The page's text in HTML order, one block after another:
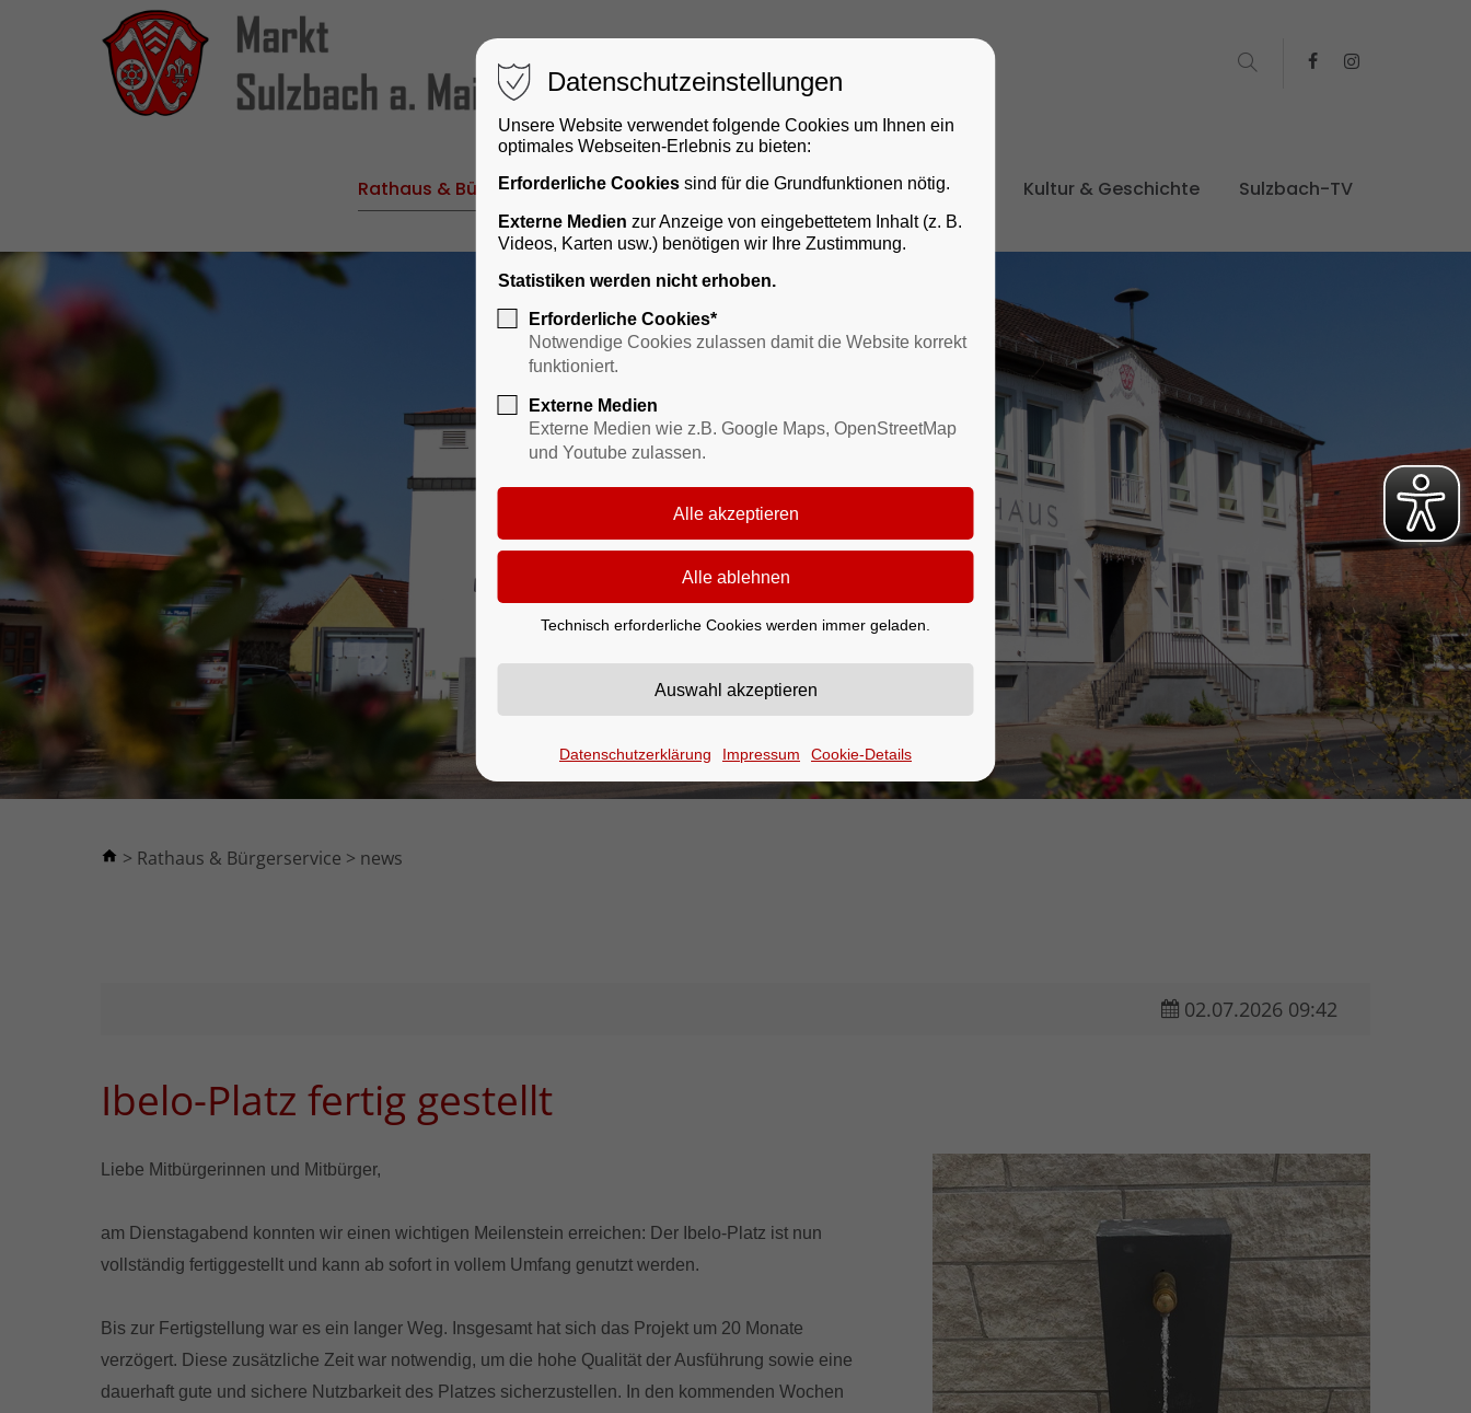
Rathaus & Bürgerservice Bauen & Gewerbe Verkehr Freizeit Kultur & Geschichte Sulzbach-TV
Rathaus & Bürgerservice news
02.07.2026 09:42
Ibelo-Platz fertig gestellt
Liebe Mitbürgerinnen und Mitbürger,
am Dienstagabend konnten wir einen wichtigen Meilenstein erreichen: Der Ibelo-Platz ist nun
vollständig fertiggestellt und kann ab sofort in vollem Umfang genutzt werden.
Bis zur Fertigstellung war es ein langer Weg. Insgesamt hat sich das Projekt um 20 Monate
verzögert. Diese zusätzliche Zeit war notwendig, um die hohe Qualität der Ausführung sowie eine
dauerhaft gute und sichere Nutzbarkeit des Platzes sicherzustellen. In den kommenden Wochen
Datenschutzeinstellungen
Unsere Website verwendet folgende Cookies um Ihnen ein
optimales Webseiten-Erlebnis zu bieten:
Erforderliche Cookiessind für die Grundfunktionen nötig.
Externe Medien zur Anzeige von eingebettetem Inhalt (z. B.
Videos, Karten usw.) benötigen wir Ihre Zustimmung.
Statistiken werden nicht erhoben.
Erforderliche Cookies*
Notwendige Cookies zulassen damit die Website korrekt
funktioniert.
Externe Medien
Externe Medien wie z.B. Google Maps, OpenStreetMap
und Youtube zulassen.
Technisch erforderliche Cookies werden immer geladen.
Datenschutzerklärung Impressum Cookie-Details